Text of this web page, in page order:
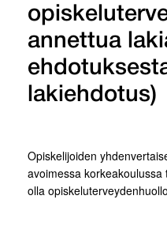
annettua
lakiehdotus)
Opiskelijoiden
avoimessa
olla